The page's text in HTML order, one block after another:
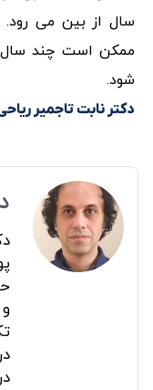
سال از بین می رود.
ممکن است چند
شود.
دکتر نابت تاجمیر